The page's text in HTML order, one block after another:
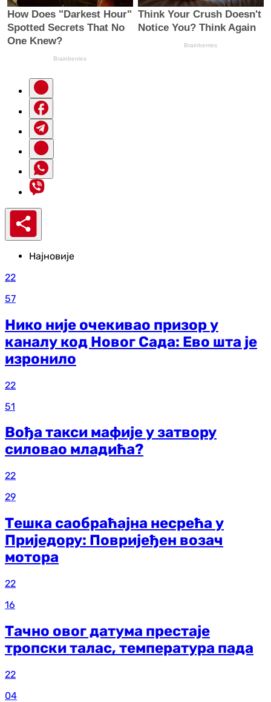
Најновије
22
57
Нико није очекивао призор у
каналу код Новог Сада: Ево шта је
изронило
22
51
Вођа такси мафије у затвору
силовао младића?
22
29
Тешка саобраћајна несрећа у
Приједору: Повријеђен возач
мотора
22
16
Тачно овог датума престаје
тропски талас, температура пада
22
04